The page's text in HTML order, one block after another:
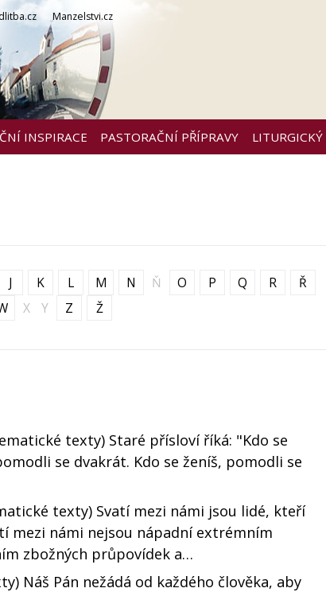
Manzelstvi.cz
INSPIRACE PASTORAČNÍ PŘÍPRAVY
J K L M N Ň O P Q R
Ř
X Y Z Ž
texty) Staré přísloví říká: "Kdo se
se dvakrát. Kdo se ženíš, pomodli se
texty) Svatí mezi námi jsou lidé, kteří
mezi námi nejsou nápadní extrémním
zbožných průpovídek a…
Náš Pán nežádá od každého člověka, aby